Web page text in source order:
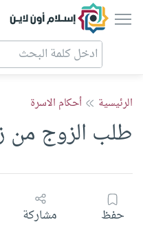
إسلام أون لاين
الرئيسية أحكام الاسرة
طلب الزوج من
حفظ مشاركة